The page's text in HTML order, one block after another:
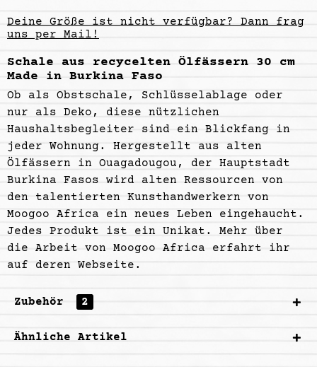
Deine Größe ist nicht verfügbar? Dann frag
uns per Mail!
Schale aus recycelten Ölfässern 30 cm
Made in Burkina Faso
Ob als Obstschale, Schlüsselablage oder
nur als Deko, diese nützlichen
Haushaltsbegleiter sind ein Blickfang in
jeder Wohnung. Hergestellt aus alten
Ölfässern in Ouagadougou, der Hauptstadt
Burkina Fasos wird alten Ressourcen von
den talentierten Kunsthandwerkern von
Moogoo Africa ein neues Leben eingehaucht.
Jedes Produkt ist ein Unikat. Mehr über
die Arbeit von Moogoo Africa erfahrt ihr
auf deren Webseite.
Zubehör 2
Ähnliche Artikel